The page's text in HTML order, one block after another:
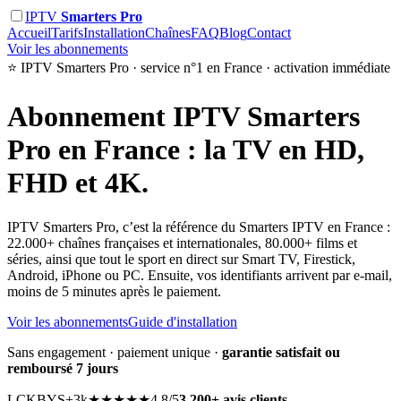
IPTV Smarters Pro
AccueilTarifsInstallationChaînesFAQBlogContact
Voir les abonnements
⭐ IPTV Smarters Pro · service n°1 en France · activation immédiate
Abonnement IPTV Smarters
Pro en France : la TV en HD,
FHD et 4K.
IPTV Smarters Pro, c’est la référence du Smarters IPTV en France :
22.000+ chaînes françaises et internationales, 80.000+ films et
séries, ainsi que tout le sport en direct sur Smart TV, Firestick,
Android, iPhone ou PC. Ensuite, vos identifiants arrivent par e-mail,
moins de 5 minutes après le paiement.
Voir les abonnementsGuide d'installation
Sans engagement · paiement unique · garantie satisfait ou
remboursé 7 jours